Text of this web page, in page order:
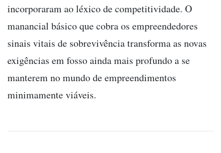
incorporaram ao léxico de competitividade. O
manancial básico que cobra os empreendedores
sinais vitais de sobrevivência transforma as novas
exigências em fosso ainda mais profundo a se
manterem no mundo de empreendimentos
minimamente viáveis.